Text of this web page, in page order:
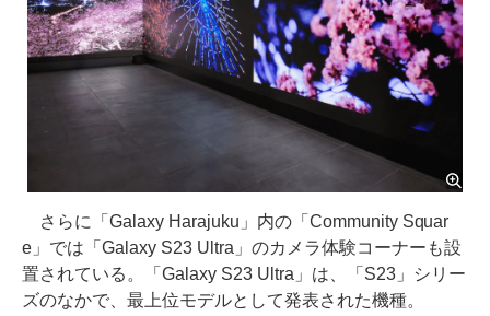
さらに「Galaxy Harajuku」内の「Community Squar
e」では「Galaxy S23 Ultra」のカメラ体験コーナーも設
置されている。「Galaxy S23 Ultra」は、「S23」シリー
ズのなかで、最上位モデルとして発表された機種。